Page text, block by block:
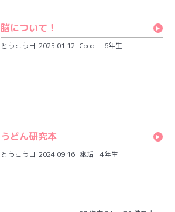
脳について！
とうこう日:2025.01.12 Coooll : 6年生
うどん研究本
とうこう日:2024.09.16 傘垢 : 4年生